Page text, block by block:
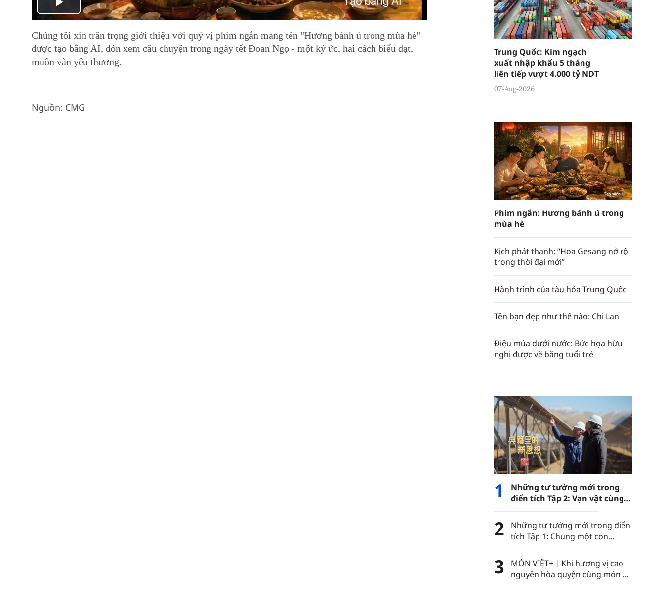
Play
Video
Chúng tôi xin trân trọng giới thiệu với quý vị phim ngắn mang tên "Hương bánh ú trong mùa hè"
được tạo bằng AI, đón xem câu chuyện trong ngày tết Đoan Ngọ - một ký ức, hai cách biểu đạt,
muôn vàn yêu thương.
Nguồn: CMG
Trung Quốc: Kim ngạch
xuất nhập khẩu 5 tháng
liên tiếp vượt 4.000 tỷ NDT
07-Aug-2026
Phim ngắn: Hương bánh ú trong
mùa hè
Kịch phát thanh: “Hoa Gesang nở rộ
trong thời đại mới”
Hành trình của tàu hỏa Trung Quốc
Tên bạn đẹp như thế nào: Chi Lan
Điệu múa dưới nước: Bức họa hữu
nghị được vẽ bằng tuổi trẻ
1
Những tư tưởng mới trong
điển tích Tập 2: Vạn vật cùng
phát triển
2
Những tư tưởng mới trong điển
tích Tập 1: Chung một con
đường
3
MÓN VIỆT+丨Khi hương vị cao
nguyên hòa quyện cùng món ăn
Việt Nam……